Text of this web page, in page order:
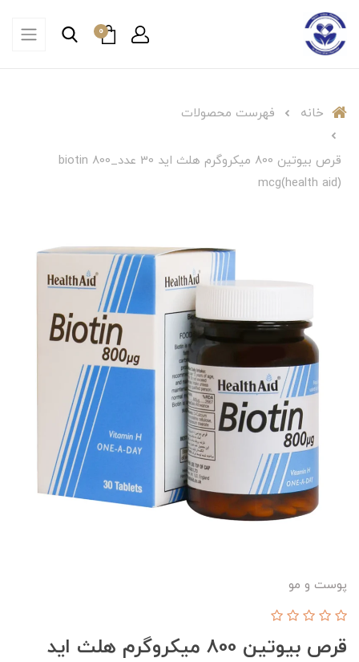
0
خانه فهرست محصولات
قرص بیوتین 800 میکروگرم هلث اید 30 عدد_biotin 800
mcg(health aid)
پوست و مو
قرص بیوتین 800 میکروگرم هلث اید